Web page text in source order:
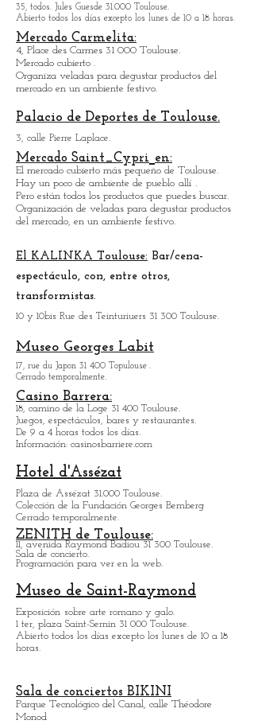
Museo de Historia Natural de
Tolosa
35, todos. Jules Guesde 31.000 Toulouse.
Abierto todos los días excepto los lunes de 10 a 18 horas.
Mercado Carmelita:
4, Place des Carmes 31 000 Toulouse.
Organiza veladas para degustar productos del
mercado en un ambiente festivo.
Palacio de Deportes de Toulouse.
3, calle Pierre Laplace.
Mercado Saint_Cypri en:
El mercado cubierto más pequeño de Toulouse.
Hay un poco de ambiente de pueblo
Organización de veladas para degustar productos
del mercado, en un ambiente festivo.
El KALINKA Toulouse:
espectáculo, con, entre otros,
10 y 10bis Rue des Teinturiuers 31 300 Toulouse.
Museo Georges Labit
17, rue du Japon 31 400 Topulouse .
Cerrado temporalmente.
Casino Barrera:
18, camino de la Loge 31 400 Toulouse.
De 9 a 4 horas todos los días.
Hotel d'Assézat
Plaza de Assézat 31.000 Toulouse.
Colección de la Fundación Georges Bemberg
Cerrado temporalmente.
11, avenida Raymond Badiou 31 300 Toulouse.
Sala de concierto.
Museo de Saint-Raymond
Exposición
horas.